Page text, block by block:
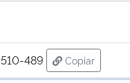
489
Copiar
para área